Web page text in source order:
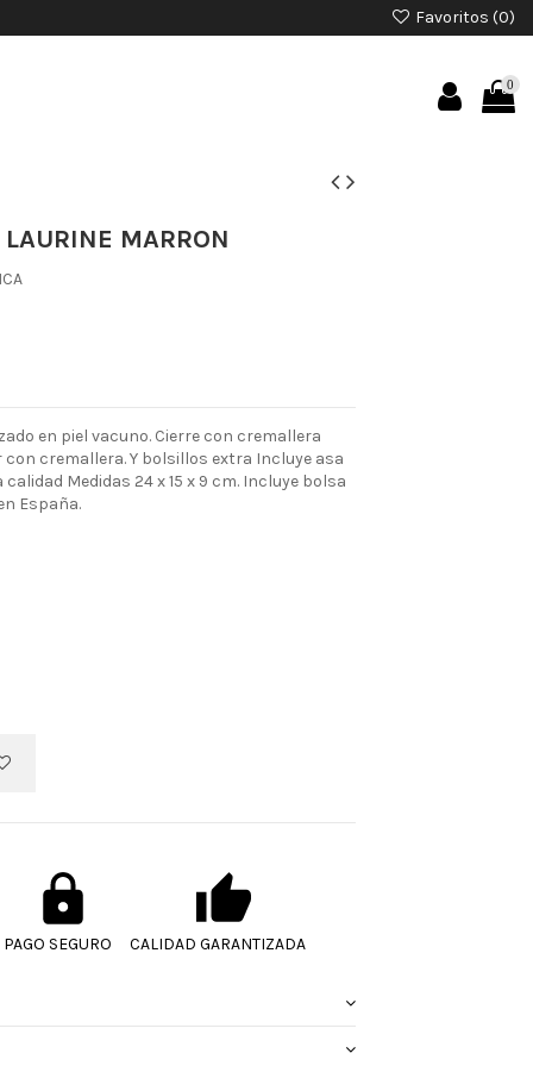
Favoritos (0)
0
MARRON
en piel vacuno. Cierre con cremallera
cremallera. Y bolsillos extra Incluye asa
Medidas 24 x 15 x 9 cm. Incluye bolsa
España.
PAGO SEGURO CALIDAD GARANTIZADA